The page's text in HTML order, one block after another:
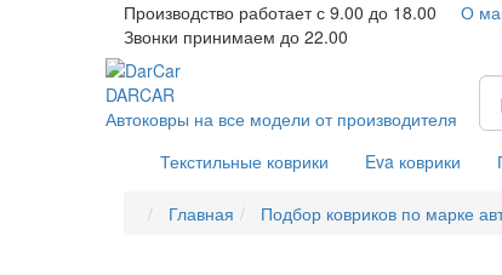
Производство работает с 9.00 до 18.00
Звонки принимаем до 22.00
О
DARCAR
Автоковры на все модели от производителя
Текстильные коврики Eva коврики
Главная Подбор ковриков по марке